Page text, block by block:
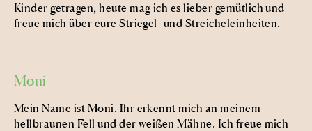
Kinder getragen, heute mag ich es lieber gemütlich und
freue mich über eure Striegel- und Streicheleinheiten.
Moni
Mein Name ist Moni. Ihr erkennt mich an meinem
hellbraunen Fell und der weißen Mähne. Ich freue mich